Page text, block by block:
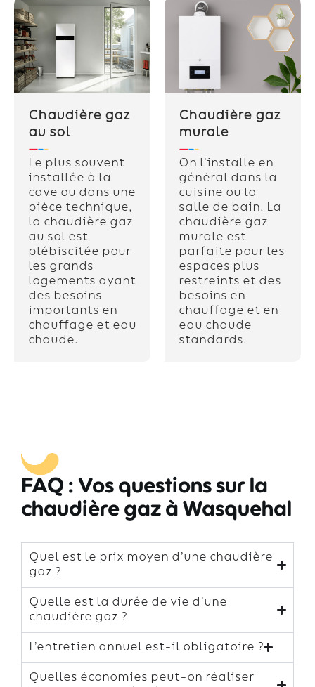
Chaudière gaz
au sol
Le plus souvent
installée à la
cave ou dans une
pièce technique,
la chaudière gaz
au sol est
plébiscitée pour
les grands
logements ayant
des besoins
importants en
chauffage et eau
chaude.
Chaudière gaz
murale
On l’installe en
général dans la
cuisine ou la
salle de bain. La
chaudière gaz
murale est
parfaite pour les
espaces plus
restreints et des
besoins en
chauffage et en
eau chaude
standards.
FAQ : Vos questions sur la
chaudière gaz à Wasquehal
Quel est le prix moyen d’une chaudière
gaz ?
Quelle est la durée de vie d’une
chaudière gaz ?
L’entretien annuel est-il obligatoire ?
Quelles économies peut-on réaliser